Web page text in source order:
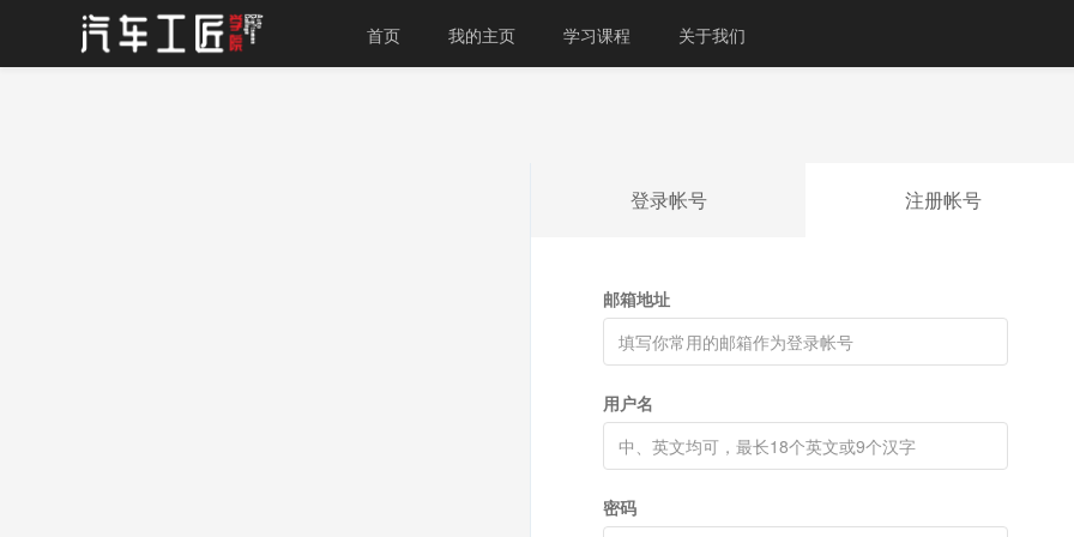
首页 我的主页 学习课程 关于我们
登录帐号 注册帐号
邮箱地址
用户名
密码